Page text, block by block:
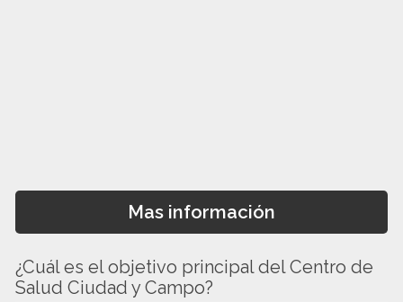
Mas información
¿Cuál es el objetivo principal del Centro de
Salud Ciudad y Campo?